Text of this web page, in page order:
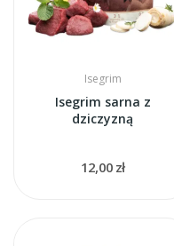
Isegrim
Isegrim sarna z
dziczyzną
12,00 zł